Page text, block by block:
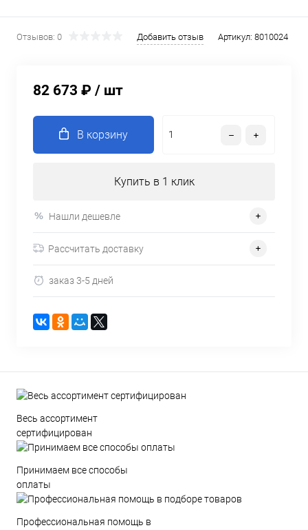
Отзывов: 0 Добавить отзыв Артикул: 8010024
82 673 ₽ / шт
В корзину
Купить в 1 клик
Нашли дешевле
Рассчитать доставку
заказ 3-5 дней
Весь ассортимент
сертифицирован
Принимаем все способы
оплаты
Профессиональная помощь в